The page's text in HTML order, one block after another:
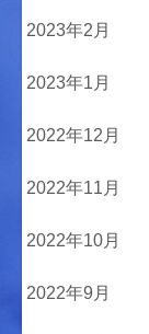
2023年2月
2023年1月
2022年12月
2022年11月
2022年10月
2022年9月